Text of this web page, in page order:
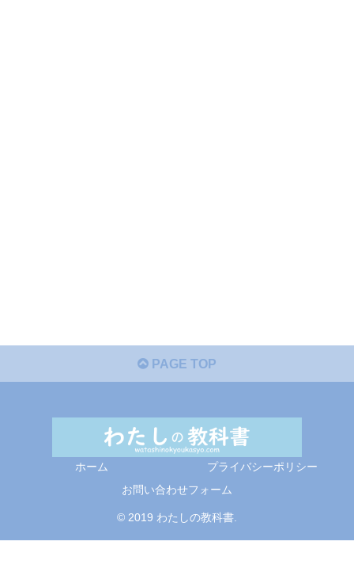
PAGE TOP
ホーム
プライバシーポリシー
お問い合わせフォーム
© 2019 わたしの教科書.